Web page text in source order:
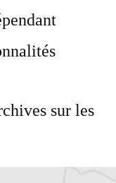
sur les